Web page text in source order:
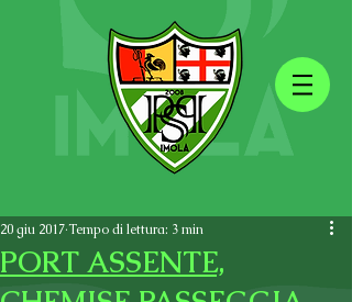
PORT ASSENTE,
20 giu 2017Tempo di lettura: 3 min